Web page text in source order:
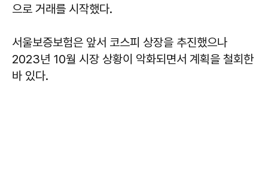
으로 거래를 시작했다.
서울보증보험은 앞서 코스피 상장을 추진했으나
2023년 10월 시장 상황이 악화되면서 계획을 철회한
바 있다.